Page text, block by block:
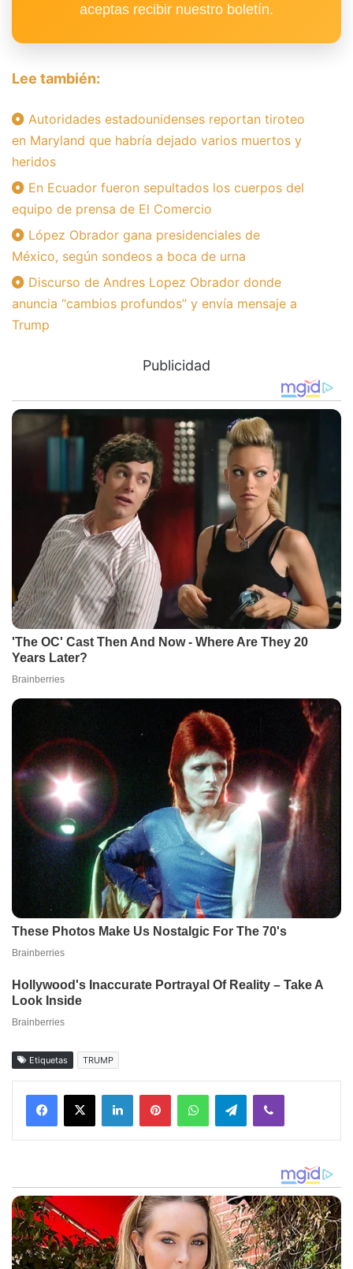
aceptas recibir nuestro boletín.
Lee también:
Autoridades estadounidenses reportan tiroteo
en Maryland que habría dejado varios muertos y
heridos
En Ecuador fueron sepultados los cuerpos del
equipo de prensa de El Comercio
López Obrador gana presidenciales de
México, según sondeos a boca de urna
Discurso de Andres Lopez Obrador donde
anuncia “cambios profundos” y envía mensaje a
Trump
Publicidad
Etiquetas TRUMP
Facebook
X LinkedInPinterestWhatsAppTelegramViber